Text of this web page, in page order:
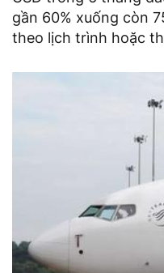
gần 60% xuống còn
theo lịch trình hoặc